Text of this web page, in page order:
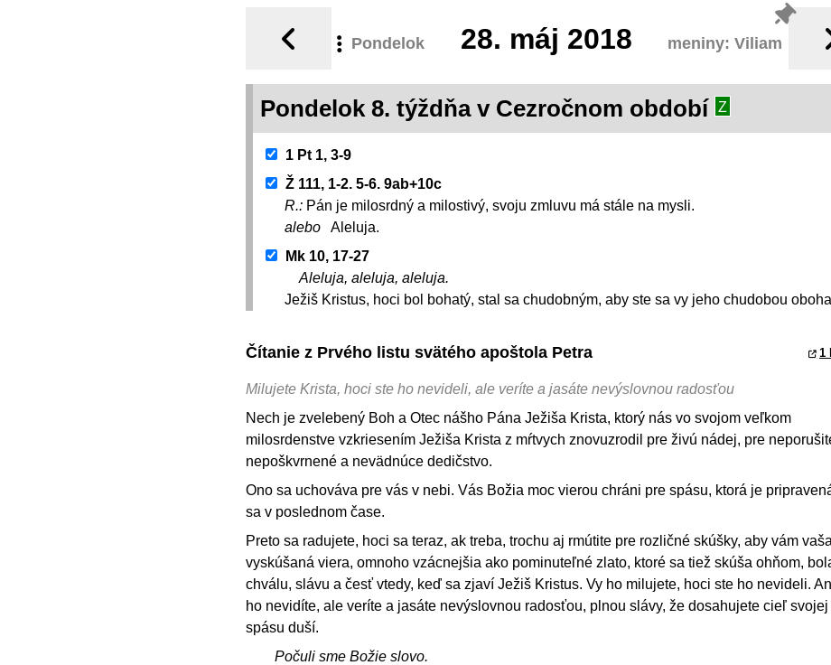
Pondelok 28. máj 2018 meniny: Viliam
Pondelok 8. týždňa v Cezročnom období Z
1 Pt 1, 3-9
Ž 111, 1-2. 5-6. 9ab+10c
R.: Pán je milosrdný a milostivý, svoju zmluvu má stále na mysli.
alebo
Aleluja.
Mk 10, 17-27
Aleluja, aleluja, aleluja.
Ježiš Kristus, hoci bol bohatý, stal sa chudobným, aby ste sa vy jeho chudobou
Čítanie z Prvého listu svätého apoštola Petra 1
Milujete Krista, hoci ste ho nevideli, ale veríte a jasáte nevýslovnou radosťou
Nech je zvelebený Boh a Otec nášho Pána Ježiša Krista, ktorý nás vo svojom veľkom
milosrdenstve vzkriesením Ježiša Krista z mŕtvych znovuzrodil pre živú nádej, pre
nepoškvrnené a nevädnúce dedičstvo.
Ono sa uchováva pre vás v nebi. Vás Božia moc vierou chráni pre spásu, ktorá je
sa v poslednom čase.
Preto sa radujete, hoci sa teraz, ak treba, trochu aj rmútite pre rozličné skúšky, aby vám vaša
vyskúšaná viera, omnoho vzácnejšia ako pominuteľné zlato, ktoré sa tiež skúša ohňom,
chválu, slávu a česť vtedy, keď sa zjaví Ježiš Kristus. Vy ho milujete, hoci ste ho nevideli.
ho nevidíte, ale veríte a jasáte nevýslovnou radosťou, plnou slávy, že dosahujete cieľ
spásu duší.
Počuli sme Božie slovo.